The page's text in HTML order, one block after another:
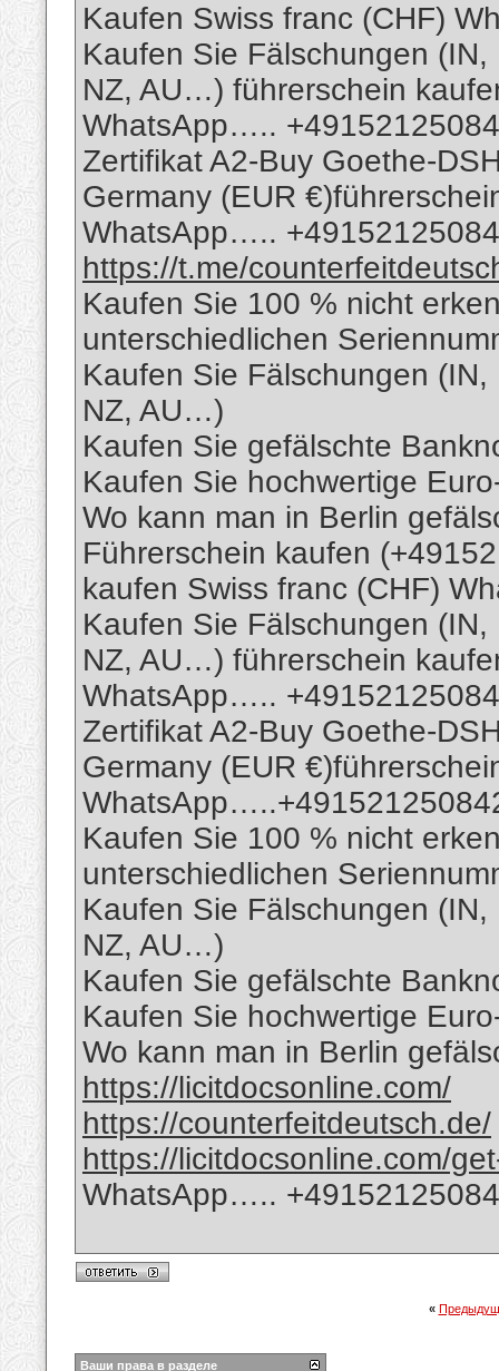
Kaufen Swiss franc (CHF)
Kaufen Sie Fälschungen
NZ, AU…) führerschein
WhatsApp…..
Zertifikat A2-Buy Goethe-
Germany (EUR
WhatsApp…..
https://t.me/
Kaufen Sie 100 % nicht
unterschiedlichen
Kaufen Sie Fälschungen
NZ, AU…)
Kaufen Sie gefälschte
Kaufen Sie hochwertige
Wo kann man in Berlin
Führerschein kaufen
kaufen Swiss franc (CHF)
Kaufen Sie Fälschungen
NZ, AU…) führerschein
WhatsApp…..
Zertifikat A2-Buy Goethe-
Germany (EUR
Kaufen Sie 100 % nicht
unterschiedlichen
Kaufen Sie Fälschungen
NZ, AU…)
Kaufen Sie gefälschte
Kaufen Sie hochwertige
Wo kann man in Berlin
https://licitdocsonline.com/
https://counterfeitdeutsch.de/
https://licitdocsonline.com/
WhatsApp…..
«
Ваши права в разделе